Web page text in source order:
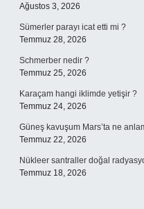
Ağustos 3, 2026
Sümerler parayı icat etti mi ?
Temmuz 28, 2026
Schmerber nedir ?
Temmuz 25, 2026
Karaçam hangi iklimde yetişir ?
Temmuz 24, 2026
Güneş kavuşum Mars’ta ne
Temmuz 22, 2026
Nükleer santraller doğal
Temmuz 18, 2026